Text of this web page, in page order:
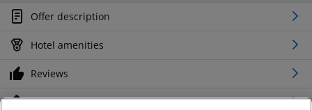
Offer description
Hotel amenities
Reviews
Location